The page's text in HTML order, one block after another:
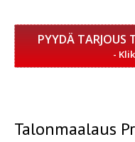
PYYDÄ TARJOUS
Talonmaalaus